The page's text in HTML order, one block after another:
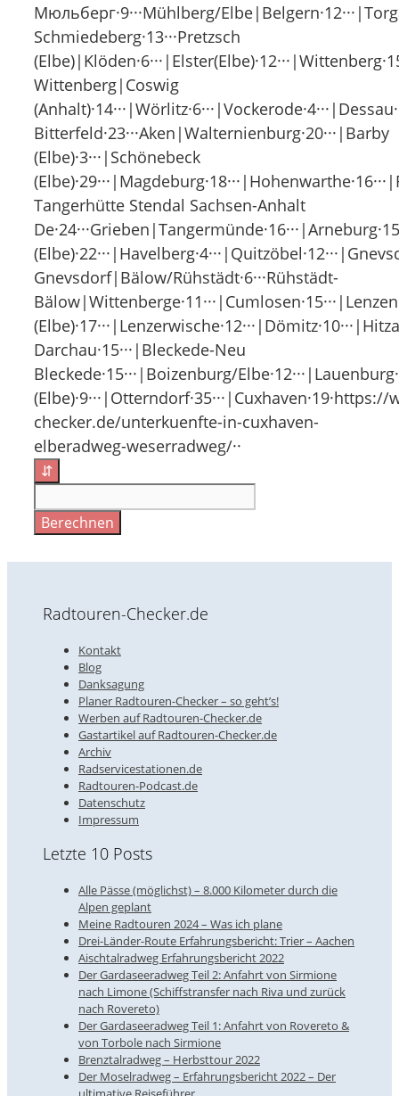
Мюльберг·9···Mühlberg/
Schmiedeberg·13···Pretzsch
Wittenberg|Coswig
Bitterfeld·23···Aken|Walternienburg·20···|Barby
(Elbe)·3···|Schönebeck
Tangerhütte Stendal Sachsen-Anhalt
Gnevsdorf|Bälow/Rühstädt·6···Rühstädt-
Bälow|Wittenberge·11···|Cumlosen·15···|Lenzen
Darchau·15···|Bleckede-Neu
Bleckede·15···|Boizenburg/
checker.de/unterkuenfte-in-cuxhaven-
elberadweg-weserradweg/··
⇵
Berechnen
Radtouren-Checker.de
Kontakt
Blog
Danksagung
Planer Radtouren-Checker – so geht’s!
Werben auf Radtouren-Checker.de
Gastartikel auf Radtouren-Checker.de
Archiv
Radservicestationen.de
Radtouren-Podcast.de
Datenschutz
Impressum
Letzte 10 Posts
Alle Pässe (möglichst) – 8.000 Kilometer durch die
Alpen geplant
Meine Radtouren 2024 – Was ich plane
Drei-Länder-Route Erfahrungsbericht: Trier – Aachen
Aischtalradweg Erfahrungsbericht 2022
Der Gardaseeradweg Teil 2: Anfahrt von Sirmione
nach Limone (Schiffstransfer nach Riva und zurück
nach Rovereto)
Der Gardaseeradweg Teil 1: Anfahrt von Rovereto &
von Torbole nach Sirmione
Brenztalradweg – Herbsttour 2022
Der Moselradweg – Erfahrungsbericht 2022 – Der